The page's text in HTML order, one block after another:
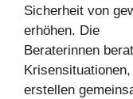
Sicherheit von
erhöhen. Die
Beraterinnen
Krisensituationen,
erstellen